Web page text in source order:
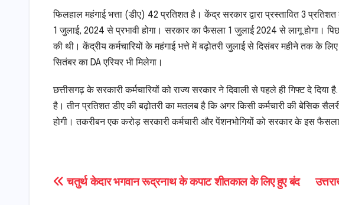
फिलहाल महंगाई भत्ता (डीए) 42 प्रतिशत है। केंद्र सरकार द्वारा प्रस्तावित 3
1 जुलाई, 2024 से प्रभावी होगा। सरकार का फैसला 1 जुलाई 2024 से लागू होगा।
की थी। केंद्रीय कर्मचारियों के महंगाई भत्ते में बढ़ोतरी जुलाई से दिसंबर महीने तक के
सितंबर का DA एरियर भी मिलेगा।
छत्तीसगढ़ के सरकारी कर्मचारियों को राज्य सरकार ने दिवाली से पहले ही गिफ्ट दे
है। तीन प्रतिशत डीए की बढ़ोतरी का मतलब है कि अगर किसी कर्मचारी की बेसिक
होगी। तकरीबन एक करोड़ सरकारी कर्मचारी और पेंशनभोगियों को सरकार के इस
Post
चतुर्थ केदार भगवान रूद्रनाथ के कपाट शीतकाल के लिए हुए बंद